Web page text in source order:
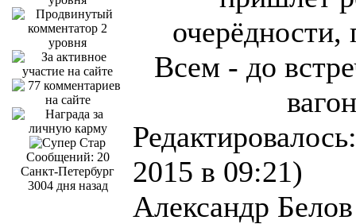
Сообщений: 20
Санкт-Петербург
3004 дня назад
очерёдности,
Всем - до
2015 в 09:21)
Александр Белов